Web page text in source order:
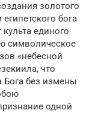
золотого
бога
единого
символическое
«небесной
что
Бога без измены
одной